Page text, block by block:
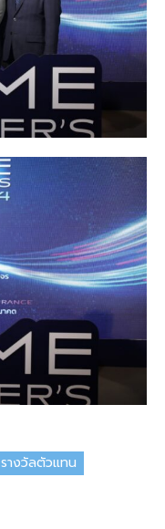
รางวัลตัวแทน